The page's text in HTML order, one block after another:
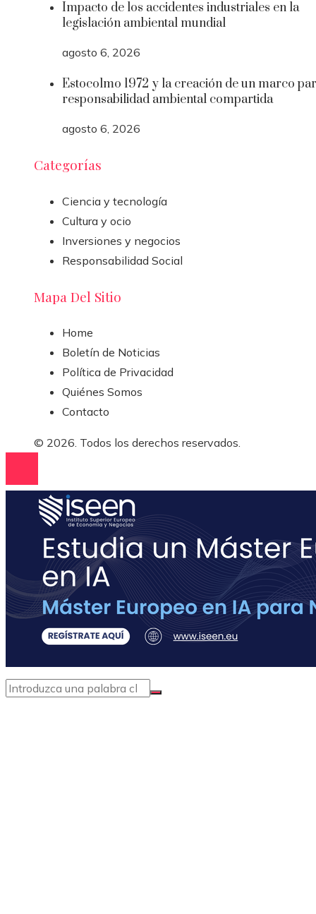
Impacto de los accidentes industriales en la
legislación ambiental mundial
agosto 6, 2026
Estocolmo 1972 y la creación de un marco
responsabilidad ambiental compartida
agosto 6, 2026
Categorías
Ciencia y tecnología
Cultura y ocio
Inversiones y negocios
Responsabilidad Social
Mapa Del Sitio
Home
Boletín de Noticias
Política de Privacidad
Quiénes Somos
Contacto
© 2026. Todos los derechos reservados.